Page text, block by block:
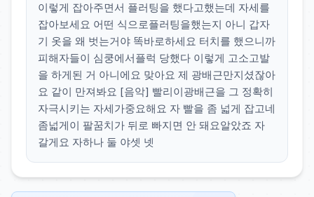
이렇게 잡아주면서 플러팅을 했다고했는데 자세를
잡아보세요 어떤 식으로플러팅을했는지 아니 갑자
기 옷을 왜 벗는거야 똑바로하세요 터치를 했으니까
피해자들이 심쿵에서플럭 당했다 이렇게 고소고발
을 하게된 거 아니에요 맞아요 제 광배근만지셨잖아
요 같이 만져봐요 [음악] 빨리이광배근을 그 정확히
자극시키는 자세가중요해요 자 빨을 좀 넓게 잡고네
좀넓게이 팔꿈치가 뒤로 빠지면 안 돼요알았죠 자
갈게요 자하나 둘 야셋 넷